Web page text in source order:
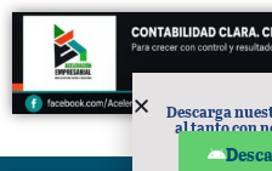
Descarga
al tanto con